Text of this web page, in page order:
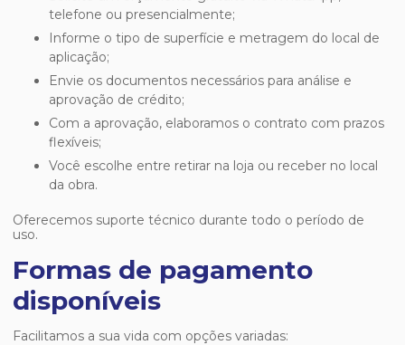
telefone ou presencialmente;
Informe o tipo de superfície e metragem do local de
aplicação;
Envie os documentos necessários para análise e
aprovação de crédito;
Com a aprovação, elaboramos o contrato com prazos
flexíveis;
Você escolhe entre retirar na loja ou receber no local
da obra.
Oferecemos suporte técnico durante todo o período de
uso.
Formas de pagamento
disponíveis
Facilitamos a sua vida com opções variadas: